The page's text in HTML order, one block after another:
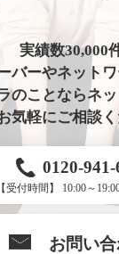
実績数30,000
バーやネット
のことならネッ
気軽にご相談
0120-941-
【受付時間】 10:00～
お問い